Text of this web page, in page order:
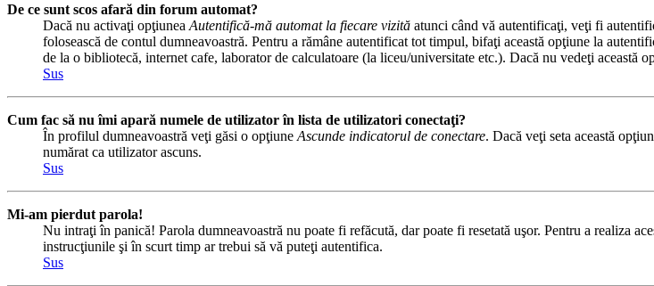
De ce sunt scos afară din forum automat?
Dacă nu activaţi opţiunea Autentifică-mă automat la fiecare vizită atunci când vă autentificaţi, veţi fi
folosească de contul dumneavoastră. Pentru a rămâne autentificat tot timpul, bifaţi această opţiune la
de la o bibliotecă, internet cafe, laborator de calculatoare (la liceu/universitate etc.). Dacă nu vedeţi această
Sus
Cum fac să nu îmi apară numele de utilizator în lista de utilizatori conectaţi?
În profilul dumneavoastră veţi găsi o opţiune Ascunde indicatorul de conectare. Dacă veţi seta această
numărat ca utilizator ascuns.
Sus
Mi-am pierdut parola!
Nu intraţi în panică! Parola dumneavoastră nu poate fi refăcută, dar poate fi resetată uşor. Pentru a realiza
instrucţiunile şi în scurt timp ar trebui să vă puteţi autentifica.
Sus